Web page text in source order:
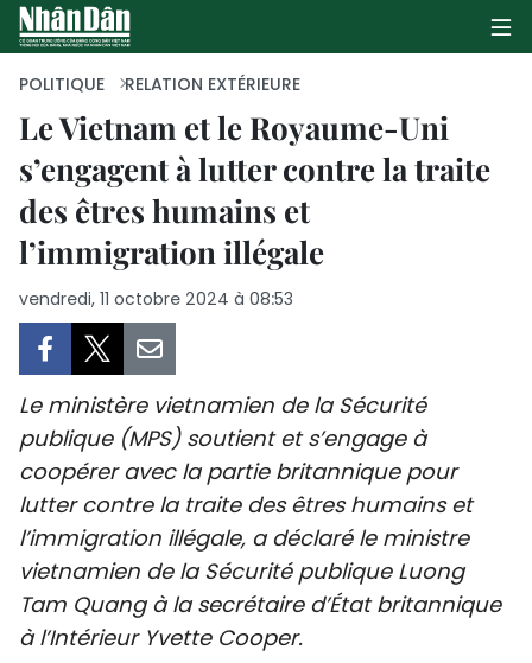
PAGE D'ACCUEIL
POLITIQUE
ÉCONOMIE
CULTURE
TOURISME
ENVIRONNEMENT
SPORT
FRANCOPHONIE
POLITIQUE RELATION EXTÉRIEURE
Le Vietnam et le Royaume-Uni
s’engagent à lutter contre la traite
des êtres humains et
l’immigration illégale
vendredi, 11 octobre 2024 à 08:53
Le ministère vietnamien de la Sécurité
publique (MPS) soutient et s’engage à
coopérer avec la partie britannique pour
lutter contre la traite des êtres humains et
l’immigration illégale, a déclaré le ministre
vietnamien de la Sécurité publique Luong
Tam Quang à la secrétaire d’État britannique
à l’Intérieur Yvette Cooper.